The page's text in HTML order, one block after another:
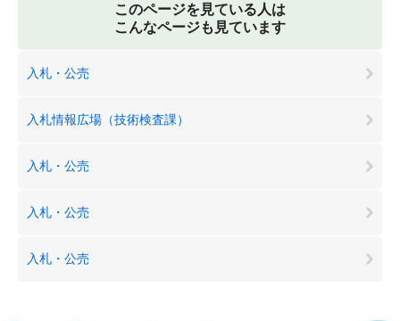
このページを見ている人は
こんなページも見ています
入札・公売
入札情報広場（技術検査課）
入札・公売
入札・公売
入札・公売